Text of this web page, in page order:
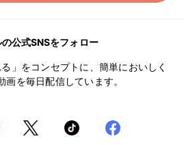
公式SNSをフォロー
」をコンセプトに、簡単においしく
画を毎日配信しています。